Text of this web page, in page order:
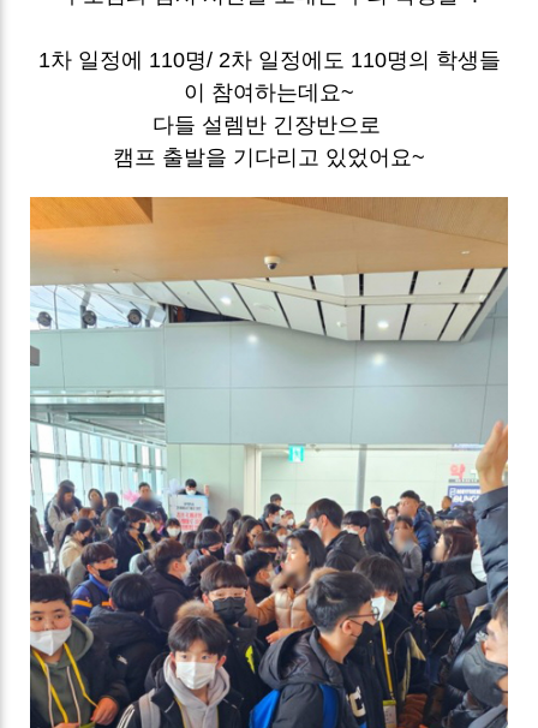
1차 일정에 110명/ 2차 일정에도 110명의 학생들
이 참여하는데요~
다들 설렘반 긴장반으로
캠프 출발을 기다리고 있었어요~